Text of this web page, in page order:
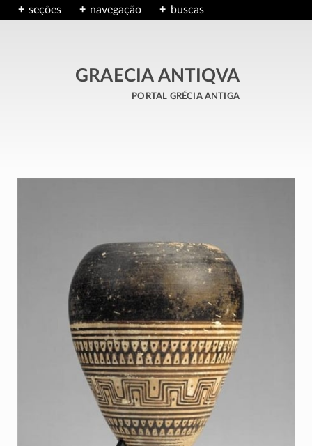
seções navegação buscas
GRAECIA ANTIQVA
portal grécia antiga